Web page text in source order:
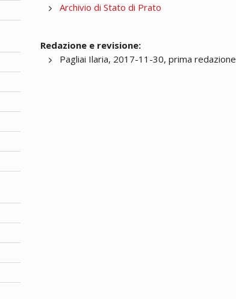
Archivio di Stato di Prato
Redazione e revisione:
Pagliai Ilaria, 2017-11-30, prima redazione